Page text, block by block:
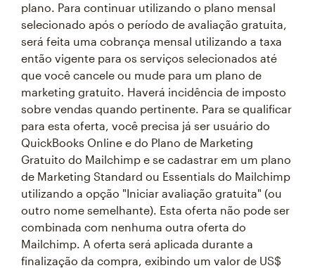
plano. Para continuar utilizando o plano mensal
selecionado após o período de avaliação gratuita,
será feita uma cobrança mensal utilizando a taxa
então vigente para os serviços selecionados até
que você cancele ou mude para um plano de
marketing gratuito. Haverá incidência de imposto
sobre vendas quando pertinente. Para se qualificar
para esta oferta, você precisa já ser usuário do
QuickBooks Online e do Plano de Marketing
Gratuito do Mailchimp e se cadastrar em um plano
de Marketing Standard ou Essentials do Mailchimp
utilizando a opção "Iniciar avaliação gratuita" (ou
outro nome semelhante). Esta oferta não pode ser
combinada com nenhuma outra oferta do
Mailchimp. A oferta será aplicada durante a
finalização da compra, exibindo um valor de US$